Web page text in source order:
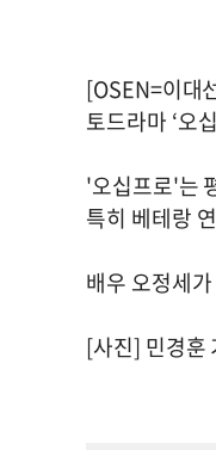
[OSEN=이대
토드라마 ‘오
'오십프로'는
특히 베테랑
배우 오정세
[사진] 민경훈